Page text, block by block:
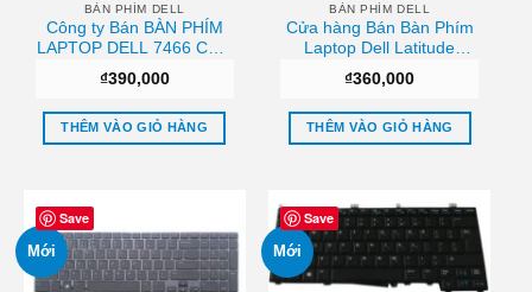
BÀN PHÍM DELL
Công ty Bán BÀN PHÍM
LAPTOP DELL 7466 Chất
lượng
₫390,000
THÊM VÀO GIỎ HÀNG
BÀN PHÍM DELL
Cửa hàng Bán Bàn Phím
Laptop Dell Latitude
E4310 P6VGX 0P6VGX
Uy tín
₫360,000
THÊM VÀO GIỎ HÀNG
Save
Mới
Save
Mới